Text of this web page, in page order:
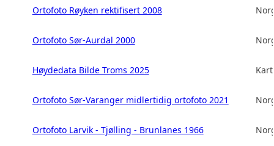
Ortofoto Røyken rektifisert 2008
Ortofoto Sør-Aurdal 2000
Høydedata Bilde Troms 2025
Ortofoto Sør-Varanger midlertidig ortofoto 2021
Ortofoto Larvik - Tjølling - Brunlanes 1966